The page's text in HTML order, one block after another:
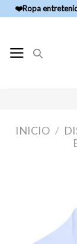
Skip❤️Ropa
INICIO /